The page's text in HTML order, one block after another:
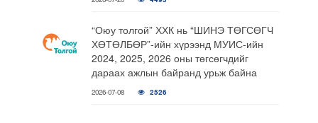
“Оюу толгой” ХХК нь “ШИНЭ ТӨГСӨГЧ
ХӨТӨЛБӨР”-ийн хүрээнд МУИС-ийн
2024, 2025, 2026 оны төгсөгчдийг
дараах ажлын байранд урьж байна
2026-07-08 2526